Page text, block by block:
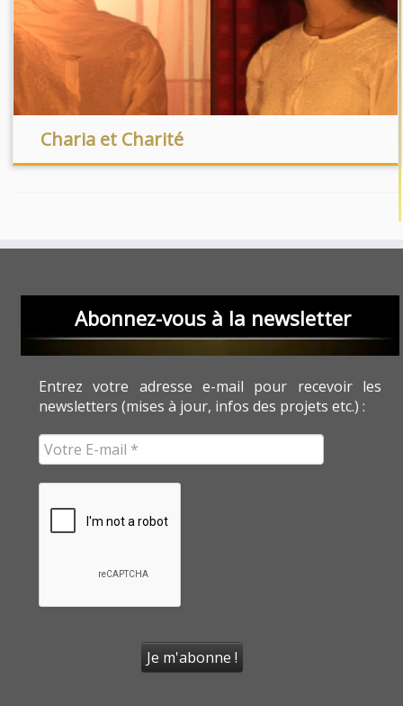
Charia et Charité
Abonnez-vous à la newsletter
Entrez votre adresse e-mail pour recevoir les
newsletters (mises à jour, infos des projets etc.) :